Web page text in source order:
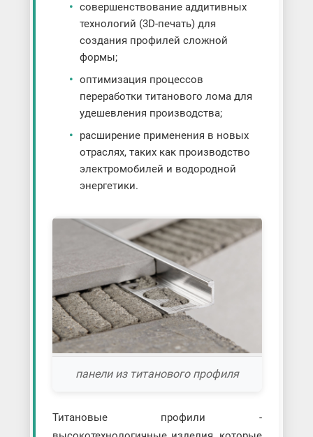
совершенствование аддитивных
технологий (3D-печать) для
создания профилей сложной
формы;
оптимизация процессов
переработки титанового лома для
удешевления производства;
расширение применения в новых
отраслях, таких как производство
электромобилей и водородной
энергетики.
панели из титанового профиля
Титановые профили -